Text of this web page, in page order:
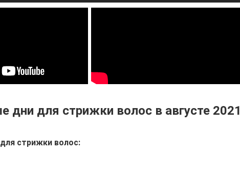
дни для стрижки волос в августе 2021
стрижки волос: